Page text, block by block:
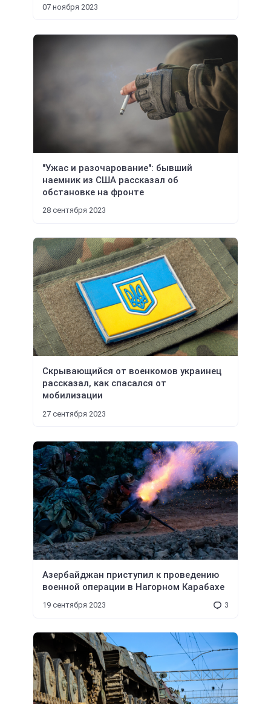
07 ноября 2023
"Ужас и разочарование": бывший
наемник из США рассказал об
обстановке на фронте
28 сентября 2023
Скрывающийся от военкомов украинец
рассказал, как спасался от
мобилизации
27 сентября 2023
Азербайджан приступил к проведению
военной операции в Нагорном Карабахе
19 сентября 2023 3